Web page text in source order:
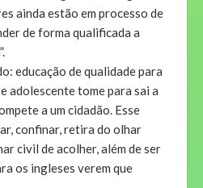
ainda estão em processo de
de forma qualificada a
educação de qualidade para
adolescente tome para sai a
a um cidadão. Esse
confinar, retira do olhar
civil de acolher, além de ser
os ingleses verem que